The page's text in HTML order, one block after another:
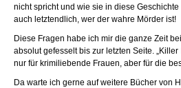
nicht spricht und wie sie in diese
auch letztendlich, wer der wahre Mörder ist!
Diese Fragen habe ich mir die ganze Zeit
absolut gefesselt bis zur letzten Seite.
nur für krimiliebende Frauen, aber für die
Da warte ich gerne auf weitere Bücher von